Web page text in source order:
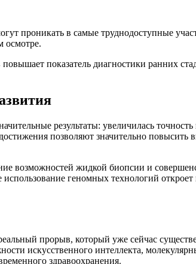
в самые труднодоступные
осмотре.
показатель диагностики ранних
результаты: увеличилась
позволяют значительно
возможностей жидкой биопсии и
геномных технологий
прорыв, который уже сейчас
искусственного интеллекта,
здравоохранения.